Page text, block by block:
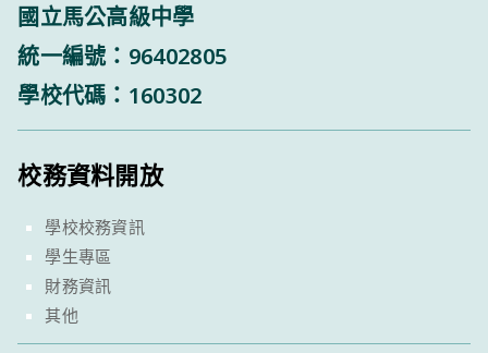
國立馬公高級中學
統一編號：96402805
學校代碼：160302
校務資料開放
學校校務資訊
學生專區
財務資訊
其他